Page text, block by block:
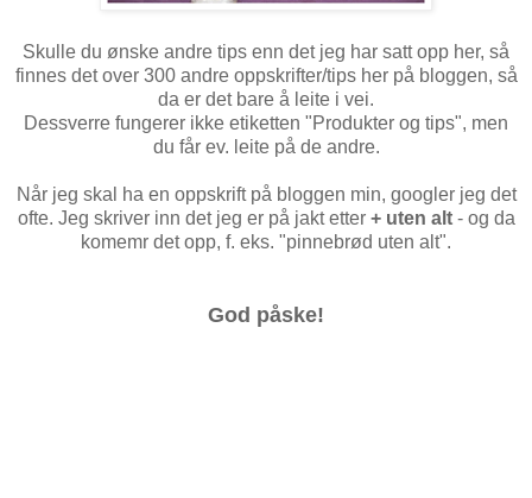
Skulle du ønske andre tips enn det jeg har satt opp her, så
finnes det over 300 andre oppskrifter/tips her på bloggen, så
da er det bare å leite i vei.
Dessverre fungerer ikke etiketten "Produkter og tips", men
du får ev. leite på de andre.
Når jeg skal ha en oppskrift på bloggen min, googler jeg det
ofte. Jeg skriver inn det jeg er på jakt etter + uten alt - og da
komemr det opp, f. eks. "pinnebrød uten alt".
God påske!